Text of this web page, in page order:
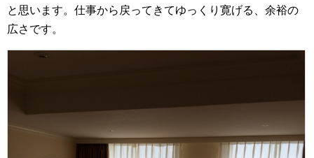
と思います。仕事から戻ってきてゆっくり寛げる、余裕の
広さです。